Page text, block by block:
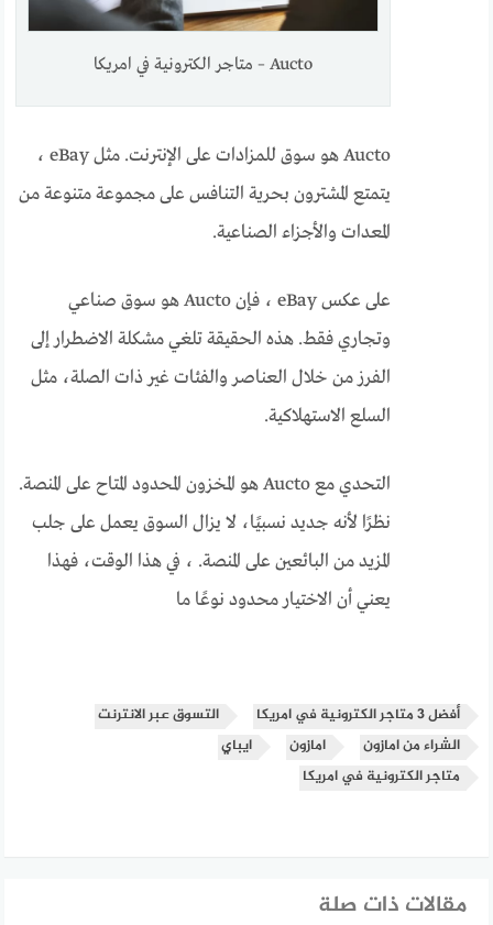
Aucto – متاجر الكترونية في امريكا
Aucto هو سوق للمزادات على الإنترنت. مثل eBay ،
يتمتع المشترون بحرية التنافس على مجموعة متنوعة من
المعدات والأجزاء الصناعية.
على عكس eBay ، فإن Aucto هو سوق صناعي
وتجاري فقط. هذه الحقيقة تلغي مشكلة الاضطرار إلى
الفرز من خلال العناصر والفئات غير ذات الصلة، مثل
السلع الاستهلاكية.
التحدي مع Aucto هو المخزون المحدود المتاح على المنصة.
نظرًا لأنه جديد نسبيًا، لا يزال السوق يعمل على جلب
المزيد من البائعين على المنصة. ، في هذا الوقت، فهذا
يعني أن الاختيار محدود نوعًا ما
أفضل 3 متاجر الكترونية في امريكا
التسوق عبر الانترنت
الشراء من امازون
امازون
ايباي
متاجر الكترونية في امريكا
مقالات ذات صلة